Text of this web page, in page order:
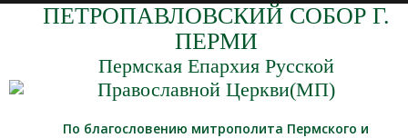
ПЕТРОПАВЛОВСКИЙ СОБОР Г.
ПЕРМИ
Пермская Епархия Русской
Православной Церкви(МП)
По благословению митрополита Пермского и